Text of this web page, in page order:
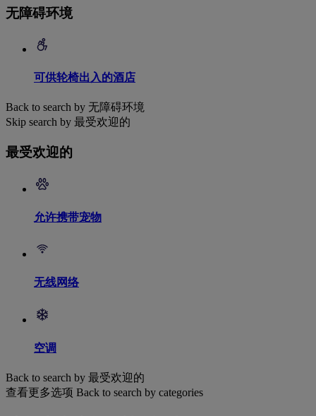
无障碍环境
可供轮椅出入的酒店
Back to search by 无障碍环境
Skip search by 最受欢迎的
最受欢迎的
允许携带宠物
无线网络
空调
Back to search by 最受欢迎的
查看更多选项 Back to search by categories